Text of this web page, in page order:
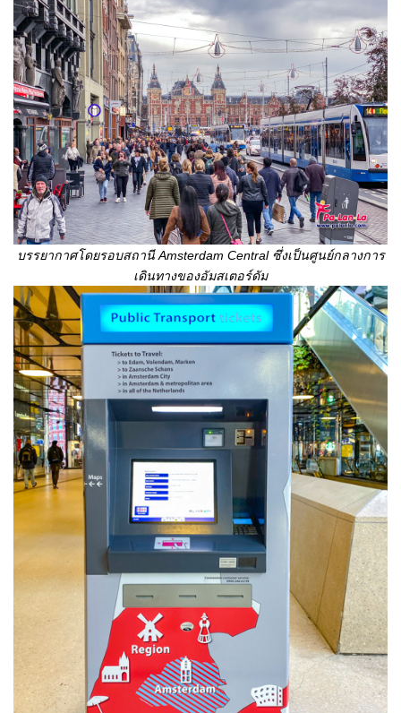
บรรยากาศโดยรอบสถานีAmsterdam Central ซึ่งเป็นศูนย์กลางการ
เดินทางของอัมสเตอร์ดัม